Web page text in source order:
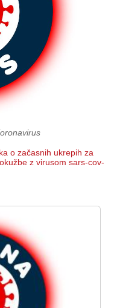
o začasnih ukrepih za
z virusom sars-cov-